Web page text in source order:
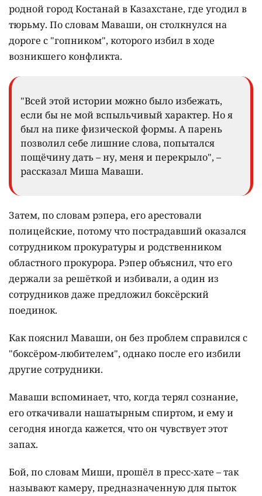
родной город Костанай в Казахстане, где угодил в
тюрьму. По словам Маваши, он столкнулся на
дороге с "гопником", которого избил в ходе
возникшего конфликта.
"Всей этой истории можно было избежать,
если бы не мой вспыльчивый характер. Но я
был на пике физической формы. А парень
позволил себе лишние слова, попытался
пощёчину дать – ну, меня и перекрыло", –
рассказал Миша Маваши.
Затем, по словам рэпера, его арестовали
полицейские, потому что пострадавший оказался
сотрудником прокуратуры и родственником
областного прокурора. Рэпер объяснил, что его
держали за решёткой и избивали, а один из
сотрудников даже предложил боксёрский
поединок.
Как пояснил Маваши, он без проблем справился с
"боксёром-любителем", однако после его избили
другие сотрудники.
Маваши вспоминает, что, когда терял сознание,
его откачивали нашатырным спиртом, и ему и
сегодня иногда кажется, что он чувствует этот
запах.
Бой, по словам Миши, прошёл в пресс-хате – так
называют камеру, предназначенную для пыток